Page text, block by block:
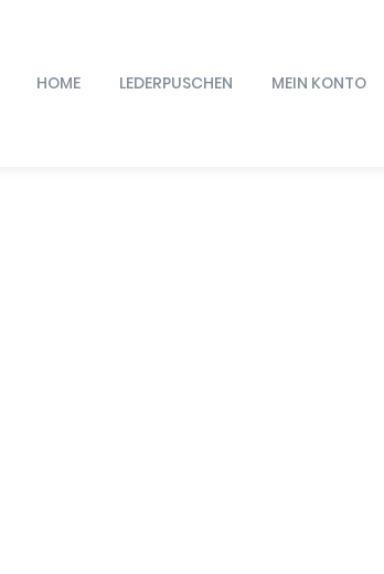
HOME LEDERPUSCHEN MEIN KONTO